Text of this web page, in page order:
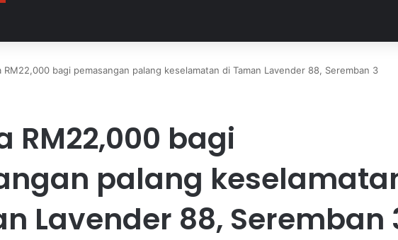
RM22,000 bagi pemasangan palang keselamatan di Taman Lavender 88, Seremban 3
RM22,000 bagi
palang
Lavender 88, Seremban